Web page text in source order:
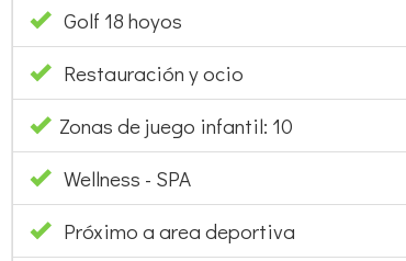
Restauración y ocio
Zonas de juego infantil: 10
Wellness - SPA
Próximo a area deportiva
Tenis